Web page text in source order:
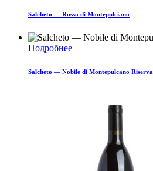
Salcheto — Rosso di Montepulciano
Подробнее
Salcheto — Nobile di Montepulcano Riserva